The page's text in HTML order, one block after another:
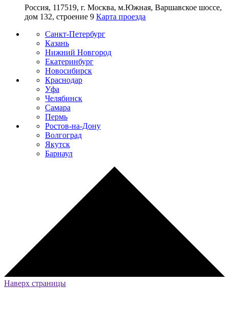
Россия, 117519, г. Москва, м.Южная, Варшавское шоссе,
дом 132, строение 9 Карта проезда
Санкт-Петербург
Казань
Нижний Новгород
Екатеринбург
Новосибирск
Краснодар
Уфа
Челябинск
Самара
Пермь
Ростов-на-Дону
Волгоград
Якутск
Барнаул
Наверх страницы